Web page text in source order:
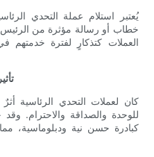
يُعتبر استلام عملة التحدي
خطاب أو رسالة مؤثرة من
العملات كتذكارٍ لفترة خدمتهم
كان لعملات التحدي الرئاسية
للوحدة والصداقة والاحترام.
كبادرة حسن نية ودبلوماسية،